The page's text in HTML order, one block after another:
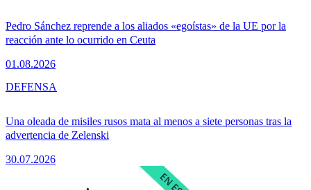
Pedro Sánchez reprende a los aliados «egoístas» de la UE por la
reacción ante lo ocurrido en Ceuta
01.08.2026
Una oleada de misiles rusos mata al menos a siete personas tras la
advertencia de Zelenski
30.07.2026
DEFENSA